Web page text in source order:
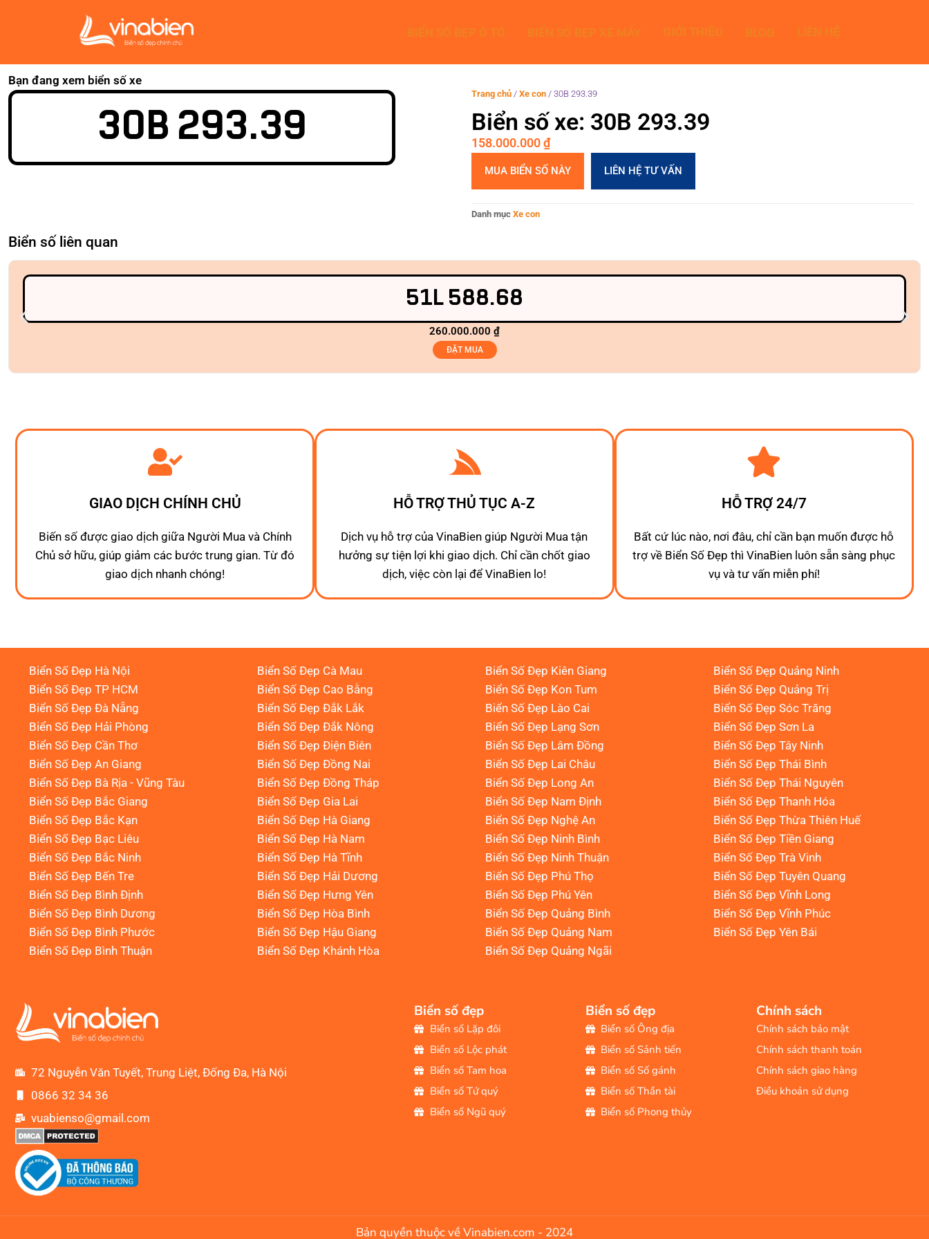
Bạn đang xem biển số xe
30B 293.39
Trang chủ / Xe con / 30B 293.39
Biển số xe: 30B 293.39
158.000.000₫
MUA BIỂN SỐ NÀY LIÊN HỆ TƯ VẤN
Danh mục Xe con
Biển số liên quan
51L 588.68
260.000.000 ₫
ĐẶT MUA
GIAO DỊCH CHÍNH CHỦ
Biến số được giao dịch giữa Người Mua và Chính
Chủ sở hữu, giúp giảm các bước trung gian. Từ đó
giao dịch nhanh chóng!
HỖ TRỢ THỦ TỤC A-Z
Dịch vụ hỗ trợ của VinaBien giúp Người Mua tận
hưởng sự tiện lợi khi giao dịch. Chỉ cần chốt giao
dịch, việc còn lại để VinaBien lo!
HỖ TRỢ 24/7
Bất cứ lúc nào, nơi đâu, chỉ cần bạn muốn được hỗ
trợ về Biển Số Đẹp thì VinaBien luôn sẵn sàng phục
vụ và tư vấn miễn phí!
Biển Số Đẹp Hà Nội
Biển Số Đẹp TP HCM
Biển Số Đẹp Đà Nẵng
Biển Số Đẹp Hải Phòng
Biển Số Đẹp Cần Thơ
Biển Số Đẹp An Giang
Biển Số Đẹp Bà Rịa - Vũng Tàu
Biển Số Đẹp Bắc Giang
Biển Số Đẹp Bắc Kạn
Biển Số Đẹp Bạc Liêu
Biển Số Đẹp Bắc Ninh
Biển Số Đẹp Bến Tre
Biển Số Đẹp Bình Định
Biển Số Đẹp Bình Dương
Biển Số Đẹp Bình Phước
Biển Số Đẹp Bình Thuận
Biển Số Đẹp Cà Mau
Biển Số Đẹp Cao Bằng
Biển Số Đẹp Đắk Lắk
Biển Số Đẹp Đắk Nông
Biển Số Đẹp Điện Biên
Biển Số Đẹp Đồng Nai
Biển Số Đẹp Đồng Tháp
Biển Số Đẹp Gia Lai
Biển Số Đẹp Hà Giang
Biển Số Đẹp Hà Nam
Biển Số Đẹp Hà Tĩnh
Biển Số Đẹp Hải Dương
Biển Số Đẹp Hưng Yên
Biển Số Đẹp Hòa Bình
Biển Số Đẹp Hậu Giang
Biển Số Đẹp Khánh Hòa
Biển Số Đẹp Kiên Giang
Biển Số Đẹp Kon Tum
Biển Số Đẹp Lào Cai
Biển Số Đẹp Lạng Sơn
Biển Số Đẹp Lâm Đồng
Biển Số Đẹp Lai Châu
Biển Số Đẹp Long An
Biển Số Đẹp Nam Định
Biển Số Đẹp Nghệ An
Biển Số Đẹp Ninh Bình
Biển Số Đẹp Ninh Thuận
Biển Số Đẹp Phú Thọ
Biển Số Đẹp Phú Yên
Biển Số Đẹp Quảng Bình
Biển Số Đẹp Quảng Nam
Biển Số Đẹp Quảng Ngãi
Biển Số Đẹp Quảng Ninh
Biển Số Đẹp Quảng Trị
Biển Số Đẹp Sóc Trăng
Biển Số Đẹp Sơn La
Biển Số Đẹp Tây Ninh
Biển Số Đẹp Thái Bình
Biển Số Đẹp Thái Nguyên
Biển Số Đẹp Thanh Hóa
Biển Số Đẹp Thừa Thiên Huế
Biển Số Đẹp Tiền Giang
Biển Số Đẹp Trà Vinh
Biển Số Đẹp Tuyên Quang
Biển Số Đẹp Vĩnh Long
Biển Số Đẹp Vĩnh Phúc
Biển Số Đẹp Yên Bái
72 Nguyễn Văn Tuyết, Trung Liệt, Đống Đa, Hà Nội
0866 32 34 36
vuabienso@gmail.com
Biển số đẹp
Biển số Lặp đôi
Biển số Lộc phát
Biển số Tam hoa
Biển số Tứ quý
Biển số Ngũ quý
Biển số đẹp
Biển số Ông địa
Biển số Sảnh tiến
Biển số Số gánh
Biển số Thần tài
Biển số Phong thủy
Chính sách
Chính sách bảo mật
Chính sách thanh toán
Chính sách giao hàng
Điều khoản sử dụng
Bản quyền thuộc về Vinabien.com - 2024